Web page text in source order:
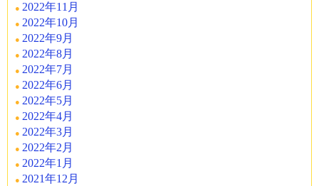
2022年11月
2022年10月
2022年9月
2022年8月
2022年7月
2022年6月
2022年5月
2022年4月
2022年3月
2022年2月
2022年1月
2021年12月